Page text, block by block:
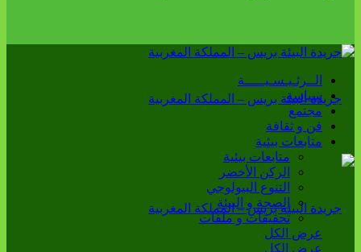
الــرئـيـسـيـــــة
سياسة
مجتمع
فن و ثقافة
متابعات بيئية
متابعات بيئية
الركن الأخضر
التنوع البيولوجي
الصحة و البيئة
تحقيقات و ملفات
عرض الكل
عرض الكل